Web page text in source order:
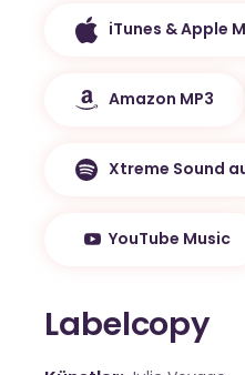
iTunes & Apple
Amazon MP3
Xtreme Sound
YouTube Music
Labelcopy